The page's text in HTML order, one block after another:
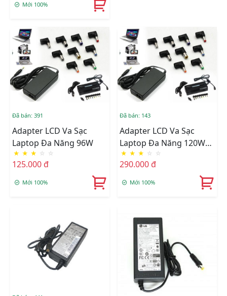
Mới 100%
Đã bán: 391
Adapter LCD Va Sạc
Laptop Đa Năng 96W
★ ★ ★ ☆ ☆
125.000 đ
Mới 100%
Đã bán: 143
Adapter LCD Va Sạc
Laptop Đa Năng 120W
505A
★ ★ ★ ☆ ☆
290.000 đ
Mới 100%